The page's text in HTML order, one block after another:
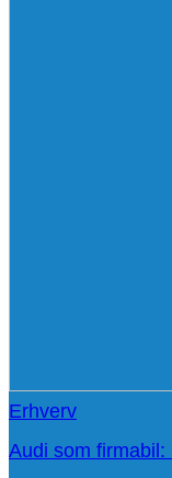
Erhverv
Audi som